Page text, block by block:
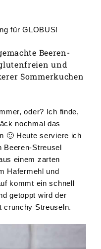
für GLOBUS!
Beeren-
und
Sommerkuchen
oder? Ich finde,
nochmal das
🙂 Heute serviere ich
Beeren-Streusel
einem zarten
Hafermehl und
kommt ein schnell
getoppt wird der
crunchy Streuseln.